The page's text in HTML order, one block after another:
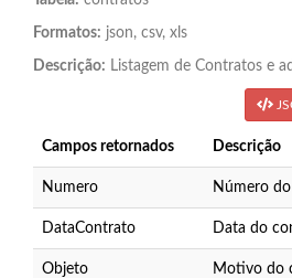
Formatos: json, csv, xls
Descrição: Listagem de Contratos e
Campos retornados Descrição
Numero Número
DataContrato Data do
Objeto Motivo do